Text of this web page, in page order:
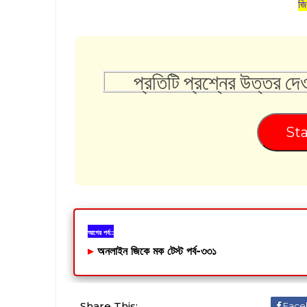
প্রতিটি প্রশ্নের উত্তর
আগের পর্ব::
▸ অনলাইন জিকে মক টেস্ট পর্ব-৩৩১